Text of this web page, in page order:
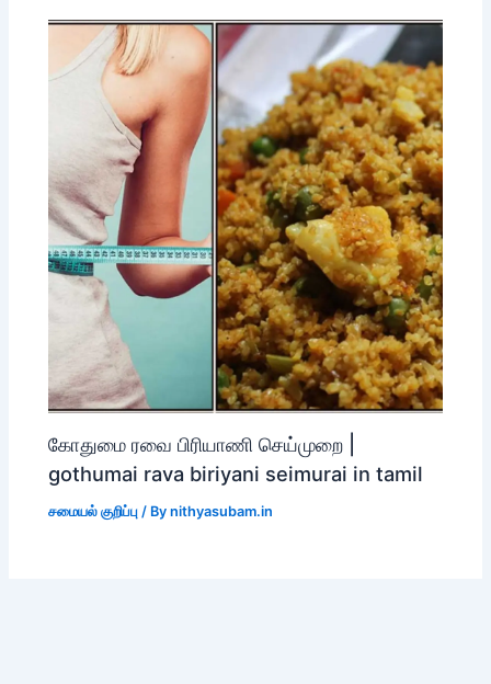
கோதுமை ரவை பிரியாணி செய்முறை |
gothumai rava biriyani seimurai in tamil
சமையல் குறிப்பு / Bynithyasubam.in